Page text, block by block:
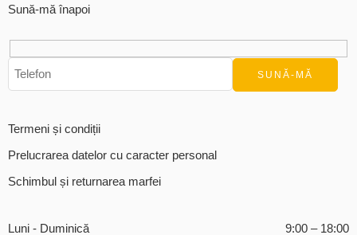
Sună-mă înapoi
Termeni și condiții
Prelucrarea datelor cu caracter personal
Schimbul și returnarea marfei
Luni - Duminică 9:00 – 18:00